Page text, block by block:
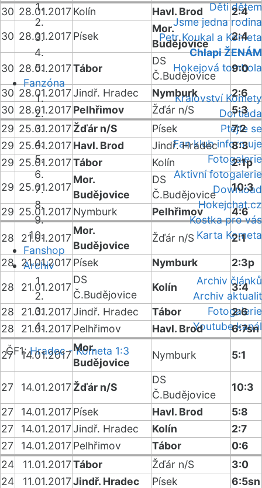
Děti dětem
Jsme jedna rodina
Petr Koukal a Kometa
Chlapi ŽENÁM
Hokejová tombola
Fanzóna
Království Komety
Dortiáda
Ptejte se
Fan klub informuje
Fotogalerie
Aktivní fotogalerie
Download
Hokejchat.cz
Kostka pro vás
Karta Kometa
Fanshop
Archiv
Archiv článků
Archiv aktualit
Fotogalerie
Youtube kanál
ČF1:Hradec - Kometa 1:3
30 28.01.2017 Kolín Havl. Brod
2:4
30 28.01.2017 Písek
Mor.
Budějovice
2:4
30 28.01.2017Tábor
DS
Č.Budějovice
9:0
30 28.01.2017Jindř. Hradec Nymburk
2:6
30 28.01.2017 Pelhřimov Žďár n/S
5:3
29 25.01.2017 Žďár n/S Písek
7:2
29 25.01.2017 Havl. Brod Jindř. Hradec
8:3
29 25.01.2017Tábor Kolín
2:1p
29 25.01.2017
Mor.
Budějovice
DS
Č.Budějovice
10:3
29 25.01.2017 Nymburk Pelhřimov 4:6
28 21.01.2017
Mor.
Budějovice
Žďár n/S
2:1
28
21.01.2017 Písek Nymburk
2:3p
28
21.01.2017
DS
Č.Budějovice
Kolín
3:4
28
21.01.2017Jindř. Hradec Tábor
2:6
28
21.01.2017 Pelhřimov Havl. Brod 6:7sn
27 14.01.2017
Mor.
Budějovice
Nymburk 5:1
27 14.01.2017 Žďár n/S
DS
Č.Budějovice
10:3
27
14.01.2017 Písek Havl. Brod
5:8
27
14.01.2017Jindř. Hradec Kolín
2:7
27
14.01.2017 Pelhřimov Tábor
0:6
24
11.01.2017Tábor Žďár n/S
3:0
24
11.01.2017Jindř. Hradec Písek
6:5sn